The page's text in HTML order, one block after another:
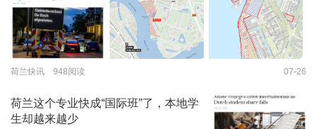
荷兰快讯 948阅读 07-26
荷兰这个专业快成“国际班”了，本地学
生却越来越少